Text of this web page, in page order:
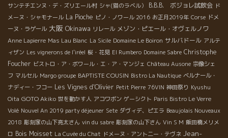
サンテチエンヌ・デ・ズリエール村 シャ(猫のラベル） B.B.B. ボジョレ試飲会 ド
メーヌ・シャモナール La Pioche ピノ・ノワール 2016 お正月2019年 Corse ドメ
ーヌ・ラゲール 大阪 Okinawa リレール メゾン・ピエール・オヴェルノワ
Anne Lapierre Mas Lau Blanc La Sicile Domaine Le Boiron サルバドール アルテ
ィザン Les vignerons de l'iréel 桜・花見 El Rumbero Domaine Sabre Christophe
Foucher ビストロ・ア・ボワール・エ・ア・マンジェ Château Ausone 宗像シェ
フ マルセル Margo groupe BAPTISTE COUSIN Bistro La Nautique ベルナール・
ナディー・フコー Les Vignes d'Olivier Petit Pierre 76VIN 神田祭り Kyushu
Oita GOTO Akiko 世を動かす人 アコワボン ゲーシクト Paris Bistro Le Verre
Volé Nouvel An 2019 party déjeuner Sete ダヴィデ、ピエラ Beaujolais Nouveaux
2018 彫刻家の山下亮太さん vin du sabre 彫刻家の山下さん Vin S M 飯田橋メリメ
ロ Bois Moisset La Cuvée du Chat ドメーヌ・アント二ー・テヴネ Jean-